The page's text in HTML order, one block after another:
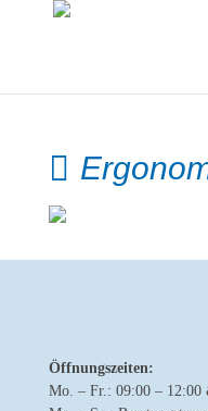
Öffnungszeiten:
Mo. – Fr.: 09:00 –